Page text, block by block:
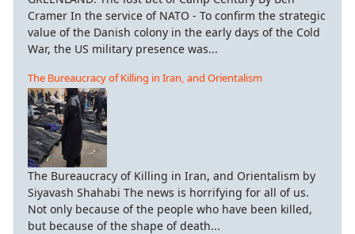
Cramer In the service of NATO - To confirm the strategic
value of the Danish colony in the early days of the Cold
War, the US military presence was...
The Bureaucracy of Killing in Iran, and Orientalism
The Bureaucracy of Killing in Iran, and Orientalism by
Siyavash Shahabi The news is horrifying for all of us.
Not only because of the people who have been killed,
but because of the shape of death...